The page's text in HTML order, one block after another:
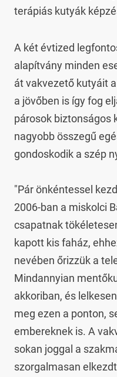
terápiás kutyák
A két évtized
alapítvány minden
át vakvezető kutyáit
a jövőben is így fog
párosok biztonságos
nagyobb összegű
gondoskodik a szép
"Pár önkéntessel
2006-ban a miskolci
csapatnak
kapott kis faház,
nevében őrizzük a
Mindannyian
akkoriban, és
meg ezen a ponton,
embereknek is. A
sokan joggal a
szorgalmasan